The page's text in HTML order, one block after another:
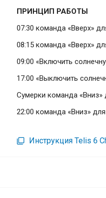
ПРИНЦИП РАБОТЫ
07:30 команда «Вверх»
08:15 команда «Вверх»
09:00 «Включить
17:00 «Выключить
Сумерки команда «Вниз»
22:00 команда «Вниз»
Инструкция Telis 6